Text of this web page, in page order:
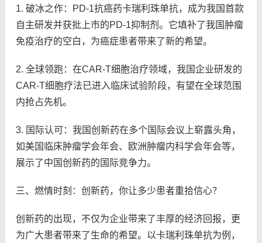
1. 破冰之作：PD-1抗癌药卡瑞利珠单抗，成为我国首款
自主研发并获批上市的PD-1抑制剂。它填补了我国肿瘤
免疫治疗的空白，为癌症患者带来了新的希望。
2. 全球领跑：在CAR-T细胞治疗领域，我国企业研发的
CAR-T细胞疗法已进入临床试验阶段，有望在全球范围
内抢占先机。
3. 国际认可：我国创新药在多个国际会议上崭露头角，
如美国临床肿瘤学会年会、欧洲肿瘤内科学会年会等，
展示了中国创新药的国际竞争力。
三、燃情时刻：创新药，你让多少患者重拾信心？
创新药的出现，不仅为企业带来了丰厚的经济回报，更
为广大患者带来了生命的希望。以卡瑞利珠单抗为例，